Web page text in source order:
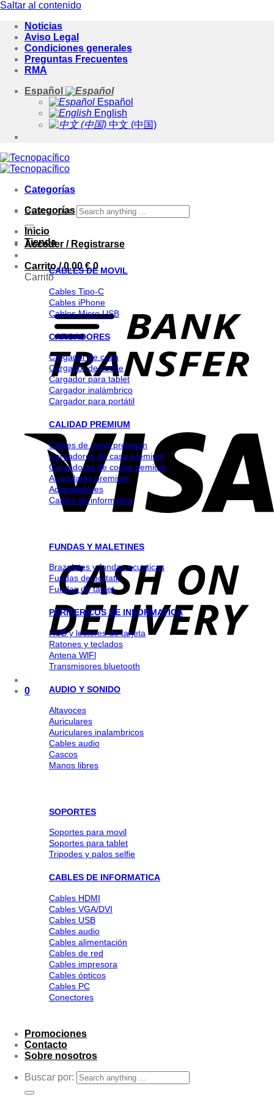
Saltar al contenido
Noticias
Aviso Legal
Condiciones generales
Preguntas Frecuentes
RMA
Español
Español
English
中文 (中国)
Categorías
Buscar por:
Acceder / Registrarse
Carrito /0.00€ 0
Carrito
0
Categorías
Inicio
Tienda
CABLES DE MOVIL
Cables Tipo-C
Cables iPhone
Cables Micro USB
CARGADORES
Cargador de casa
Cargador de coche
Cargador para tablet
Cargador inalámbrico
Cargador para portátil
CALIDAD PREMIUM
Cables de movil premium
Cargadores de casa premium
Cargadores de coche pemium
Auriculares premium
Adapatadores
Cables de informatica
FUNDAS Y MALETINES
Brazaletes y fundas acuaticas
Fundas de portatil
Fundas de tablet
PERIFERICOS DE INFORMATICA
HUB y lectores de tarjeta
Ratones y teclados
Antena WlFl
Transmisores bluetooth
AUDIO Y SONIDO
Altavoces
Auriculares
Auriculares inalambricos
Cables audio
Cascos
Manos libres
SOPORTES
Soportes para movil
Soportes para tablet
Tripodes y palos selfie
CABLES DE INFORMATICA
Cables HDMI
Cables VGA/DVI
Cables USB
Cables audio
Cables alimentación
Cables de red
Cables impresora
Cables ópticos
Cables PC
Conectores
Promociones
Contacto
Sobre nosotros
Buscar por: